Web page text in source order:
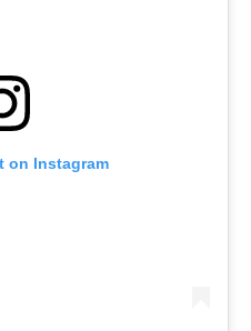
on Instagram